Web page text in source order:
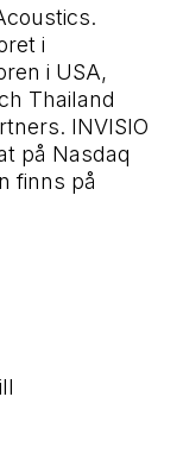
i
i USA,
Thailand
INVISIO
på Nasdaq
finns på